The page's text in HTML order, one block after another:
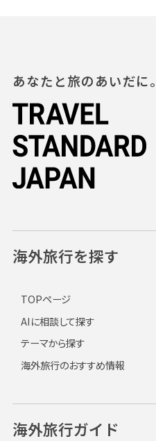
あなたと旅のあいだに。
海外旅行を探す
TOPページ
AIに相談して探す
テーマから探す
海外旅行のおすすめ情報
海外旅行ガイド